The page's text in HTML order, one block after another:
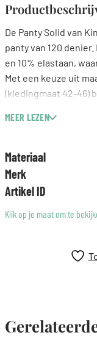
De Panty Solid van
panty van 120
en 10% elastaan,
Met een keuze uit
(kledingmaat 42-46)
om zijn tijdloze en
en eenvoudig te
MEER LEZEN
Materiaal
Merk
Artikel ID
Klik op je maat om te